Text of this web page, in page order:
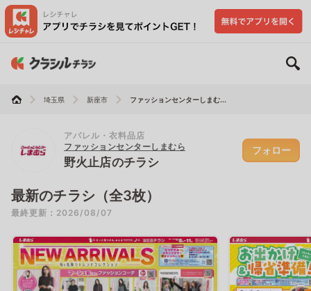
埼玉県 新座市 ファッションセンターしまむ...
アパレル・衣料品店
ファッションセンターしまむら
野火止店のチラシ
フォロー
最新のチラシ（全3枚）
最終更新：2026/08/07